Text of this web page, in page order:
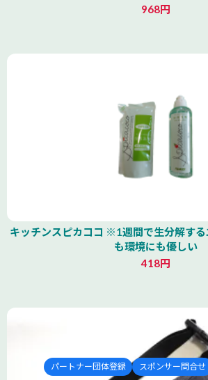
パートナー団体登録 スポンサー問合せ
968円
キッチンスピカココ ※1週間で生分解す
も環境にも優しい
418円